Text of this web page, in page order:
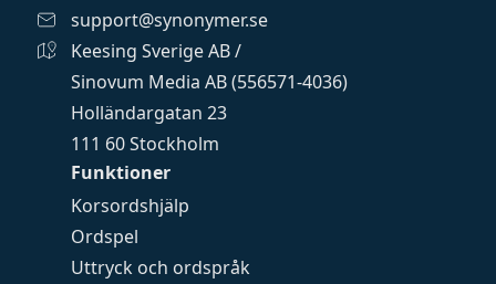
Funktioner
Korsordshjälp
Ordspel
Uttryck och ordspråk
support@synonymer.se
Keesing Sverige AB /
Sinovum Media AB (556571-4036)
Holländargatan 23
111 60 Stockholm